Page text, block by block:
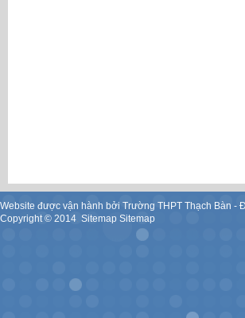
Website được vận hành bởi Trường THPT Thạch Bàn
Copyright © 2014. Sitemap Sitemap